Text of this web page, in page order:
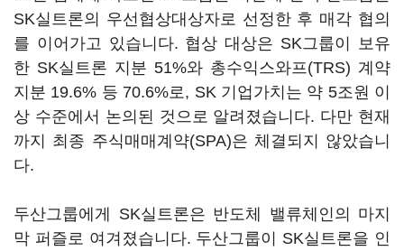
SK실트론의 우선협상대상자로 선정한 후 매각 협의
를 이어가고 있습니다. 협상 대상은 SK그룹이 보유
한 SK실트론 지분 51%와 총수익스와프(TRS) 계약
지분 19.6% 등 70.6%로, SK 기업가치는 약 5조원 이
상 수준에서 논의된 것으로 알려졌습니다. 다만 현재
까지 최종 주식매매계약(SPA)은 체결되지 않았습니
다.
두산그룹에게 SK실트론은 반도체 밸류체인의 마지
막 퍼즐로 여겨졌습니다. 두산그룹이 SK실트론을 인